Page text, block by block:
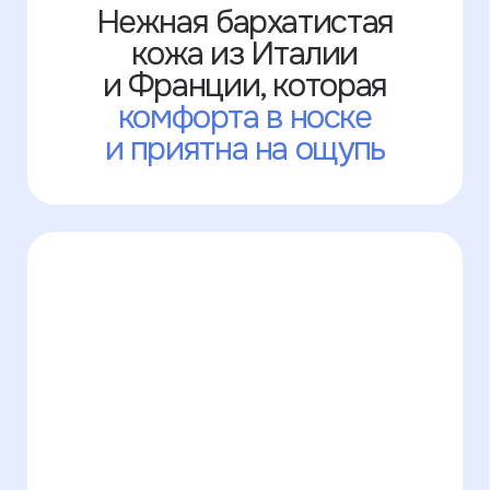
У нас есть много
цветов кожи,которых
нет на сайте